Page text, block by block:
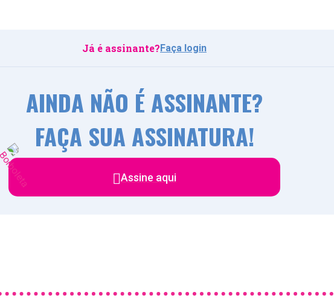
Já é assinante?Faça login
AINDA NÃO É ASSINANTE?
FAÇA SUA ASSINATURA!
Assine aqui